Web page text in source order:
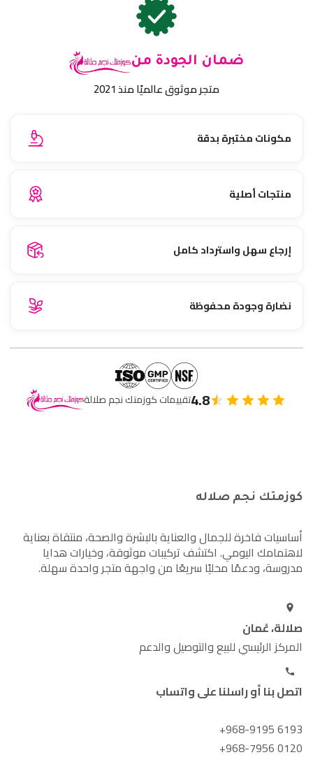
ضمان الجودة من
متجر موثوق عالميًا منذ 2021
مكونات مختبرة بدقة
منتجات أصلية
إرجاع سهل واسترداد كامل
نضارة وجودة محفوظة
4.8تقييمات كوزمتك نجم صلالة
كوزمتك نجم صلاله
أساسيات فاخرة للجمال والعناية بالبشرة والصحة، منتقاة بعناية
لاهتمامك اليومي. اكتشف تركيبات موثوقة، وخيارات هدايا
مدروسة، ودعمًا محليًا سريعًا من واجهة متجر واحدة سهلة.
صلالة، عُمان
المركز الرئيسي للبيع والتوصيل والدعم
اتصل بنا أو راسلنا على واتساب
+968-9195 6193
+968-7956 0120